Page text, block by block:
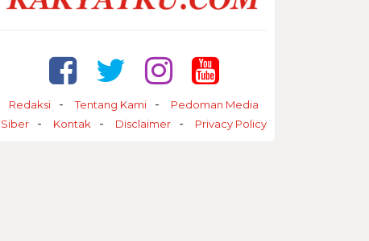
Redaksi Tentang Kami
Pedoman Media
Siber
Kontak Disclaimer Privacy Policy